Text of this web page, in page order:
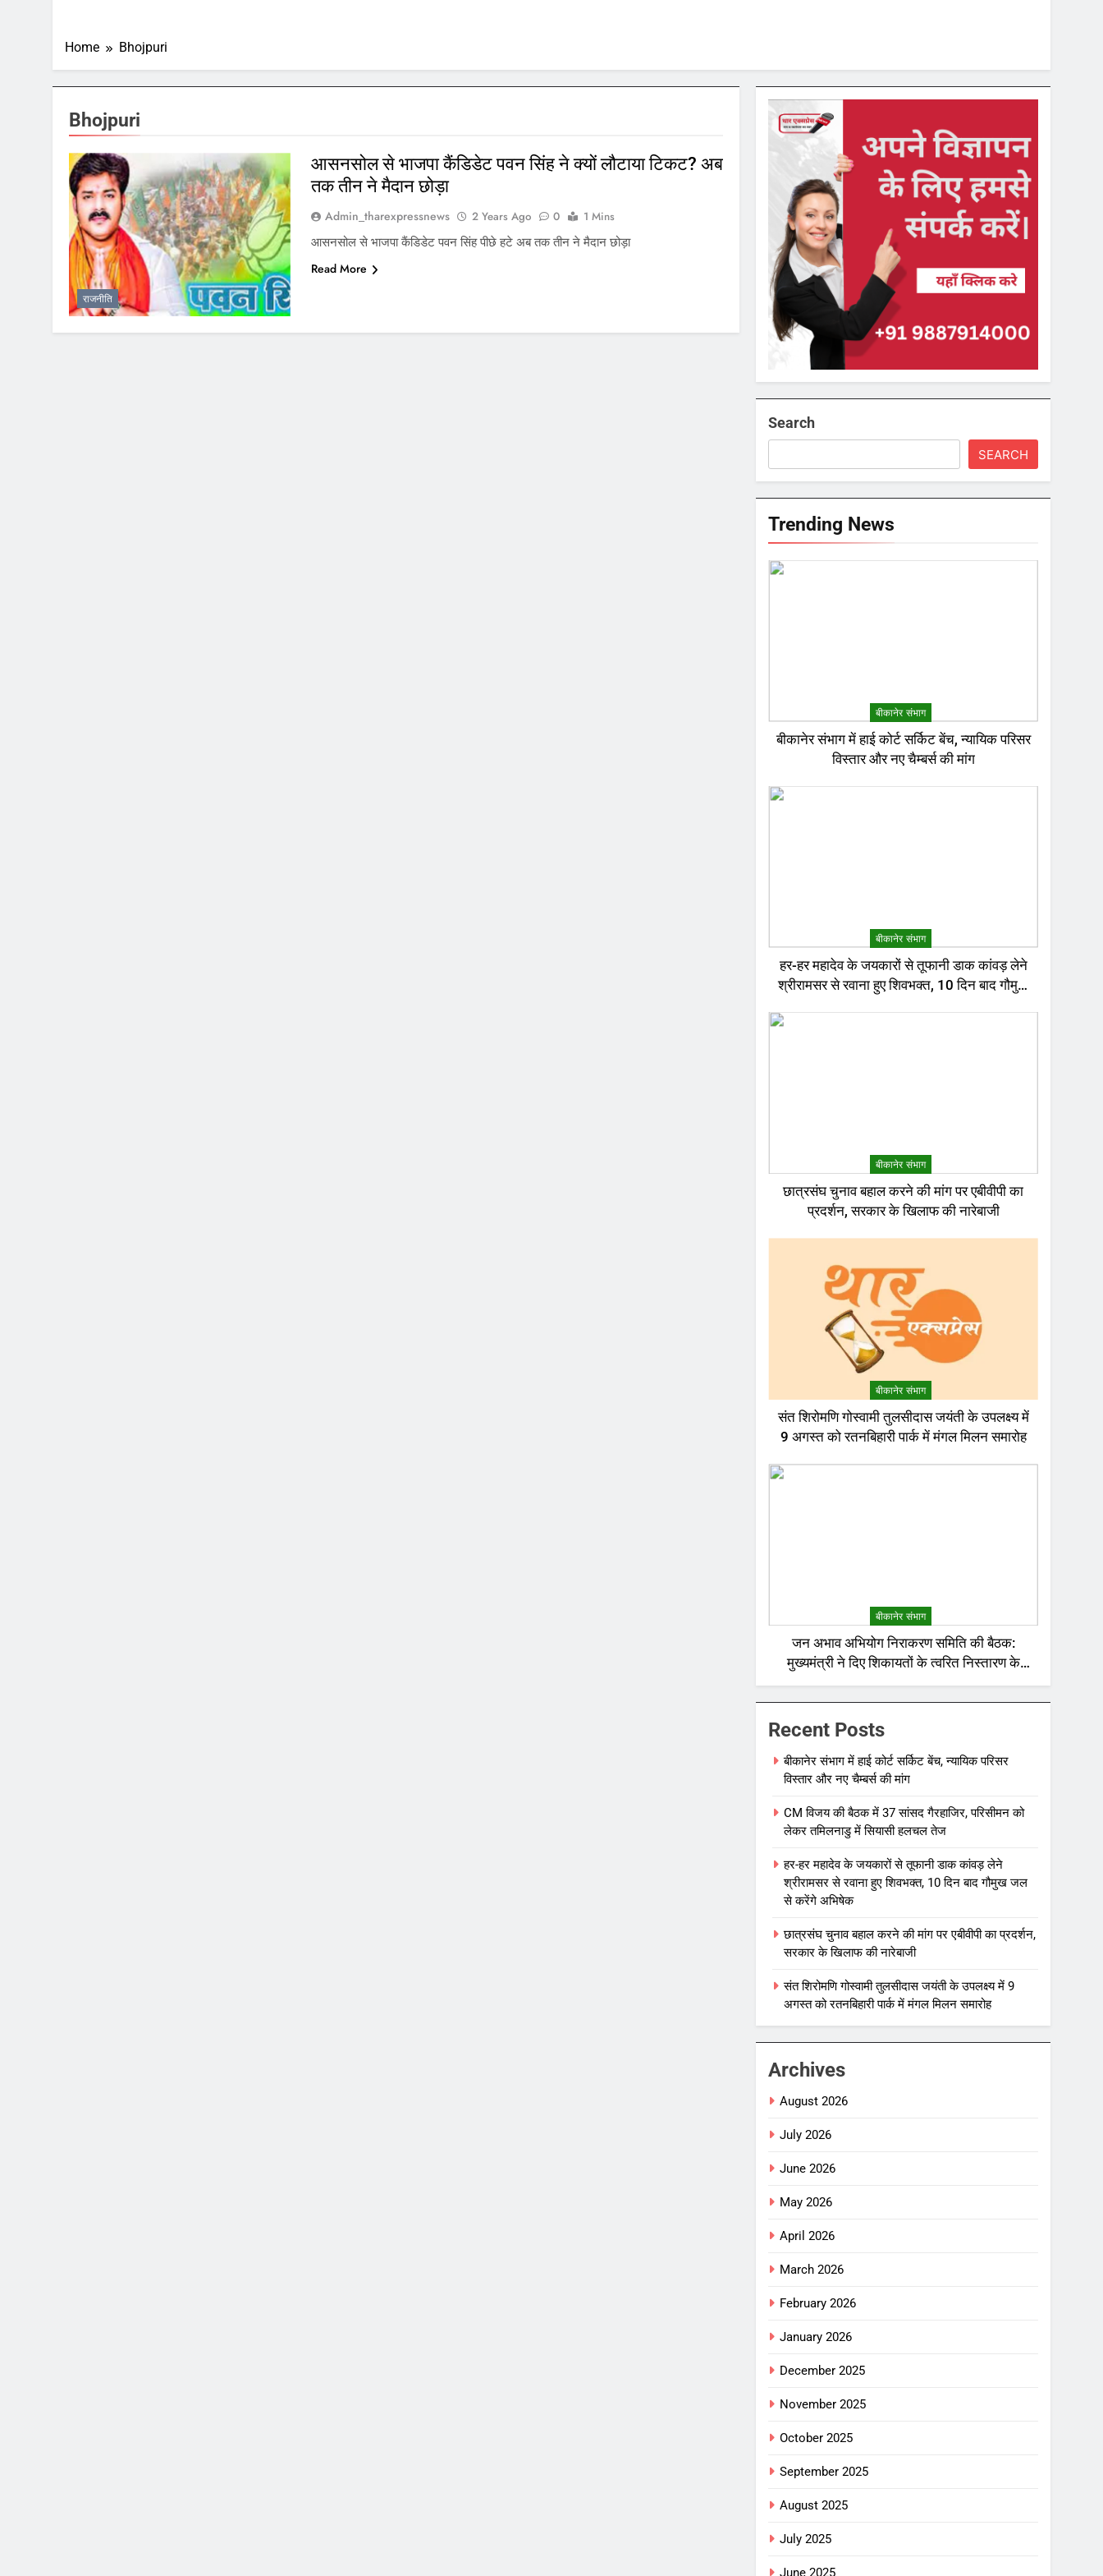
Home Bhojpuri
Bhojpuri
राजनीति
आसनसोल से भाजपा कैंडिडेट पवन सिंह ने क्यों लौटाया टिकट? अब
तक तीन ने मैदान छोड़ा
Admin_tharexpressnews 2 Years Ago 0
1 Mins
आसनसोल से भाजपा कैंडिडेट पवन सिंह पीछे हटे अब तक तीन ने मैदान छोड़ा
Read More
Search
SEARCH
Trending News
बीकानेर संभाग
बीकानेर संभाग में हाई कोर्ट सर्किट बेंच, न्यायिक परिसर
विस्तार और नए चैम्बर्स की मांग
बीकानेर संभाग
हर-हर महादेव के जयकारों से तूफानी डाक कांवड़ लेने
श्रीरामसर से रवाना हुए शिवभक्त, 10 दिन बाद गौमुख
बीकानेर संभाग
छात्रसंघ चुनाव बहाल करने की मांग पर एबीवीपी का
प्रदर्शन, सरकार के खिलाफ की नारेबाजी
बीकानेर संभाग
संत शिरोमणि गोस्वामी तुलसीदास जयंती के उपलक्ष्य में
9 अगस्त को रतनबिहारी पार्क में मंगल मिलन समारोह
बीकानेर संभाग
जन अभाव अभियोग निराकरण समिति की बैठक:
मुख्यमंत्री ने दिए शिकायतों के त्वरित निस्तारण के
निर्देश; अनावश्यक बिजली कटौती पर सख्त रुख
Recent Posts
बीकानेर संभाग में हाई कोर्ट सर्किट बेंच, न्यायिक परिसर
विस्तार और नए चैम्बर्स की मांग
CM विजय की बैठक में 37 सांसद गैरहाजिर, परिसीमन को
लेकर तमिलनाडु में सियासी हलचल तेज
हर-हर महादेव के जयकारों से तूफानी डाक कांवड़ लेने
श्रीरामसर से रवाना हुए शिवभक्त, 10 दिन बाद गौमुख जल
से करेंगे अभिषेक
छात्रसंघ चुनाव बहाल करने की मांग पर एबीवीपी का प्रदर्शन,
सरकार के खिलाफ की नारेबाजी
संत शिरोमणि गोस्वामी तुलसीदास जयंती के उपलक्ष्य में 9
अगस्त को रतनबिहारी पार्क में मंगल मिलन समारोह
Archives
August 2026
July 2026
June 2026
May 2026
April 2026
March 2026
February 2026
January 2026
December 2025
November 2025
October 2025
September 2025
August 2025
July 2025
June 2025